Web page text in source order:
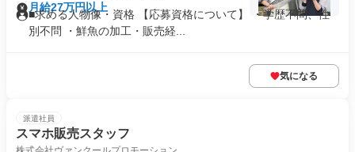
月給27万円以上
■求める人物像・資格 【応募資格について】 ・学歴不問、性
別不問 ・鮮魚の加工・販売経...
気になる
派遣社員
スマホ販売スタッフ